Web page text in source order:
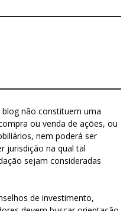
não constituem uma
ou venda de ações, ou
nem poderá ser
jurisdição na qual tal
sejam consideradas
de investimento,